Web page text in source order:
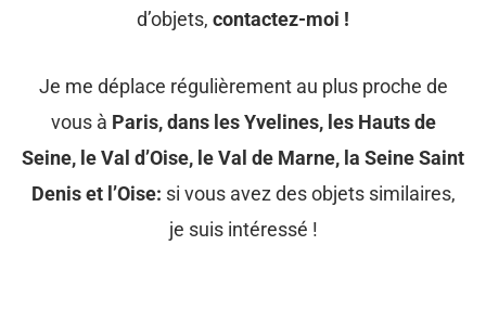
d’objets, contactez-moi !
Je me déplace régulièrement au plus proche de
vous à Paris, dans les Yvelines, les Hauts de
Seine, le Val d’Oise, le Val de Marne, la Seine Saint
Denis et l’Oise: si vous avez des objets similaires,
je suis intéressé !